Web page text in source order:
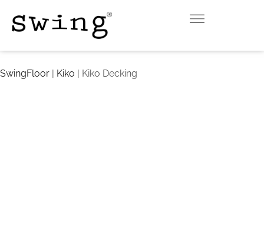
SwingFloor | Kiko | Kiko Decking